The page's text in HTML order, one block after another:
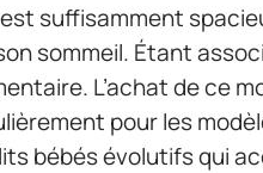
suffisamment
sommeil. Étant
L’achat de ce
pour les
bébés évolutifs qui